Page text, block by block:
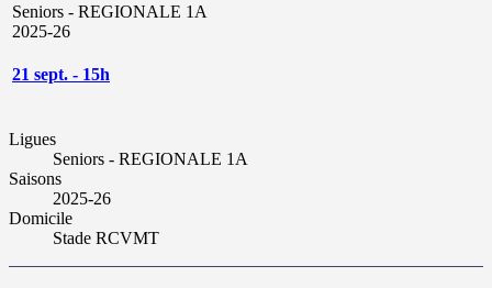
Seniors - REGIONALE 1A
2025-26
21 sept. - 15h
Ligues
Seniors - REGIONALE 1A
Saisons
2025-26
Domicile
Stade RCVMT